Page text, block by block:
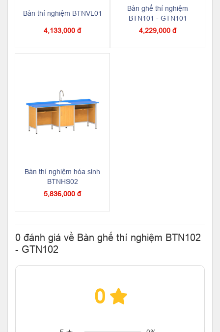
Bàn thí nghiệm BTNVL01
4,133,000 đ
Bàn ghế thí nghiệm
BTN101 - GTN101
4,229,000 đ
Bàn thí nghiệm hóa sinh
BTNHS02
5,836,000 đ
0 đánh giá về Bàn ghế thí nghiệm BTN102
- GTN102
0